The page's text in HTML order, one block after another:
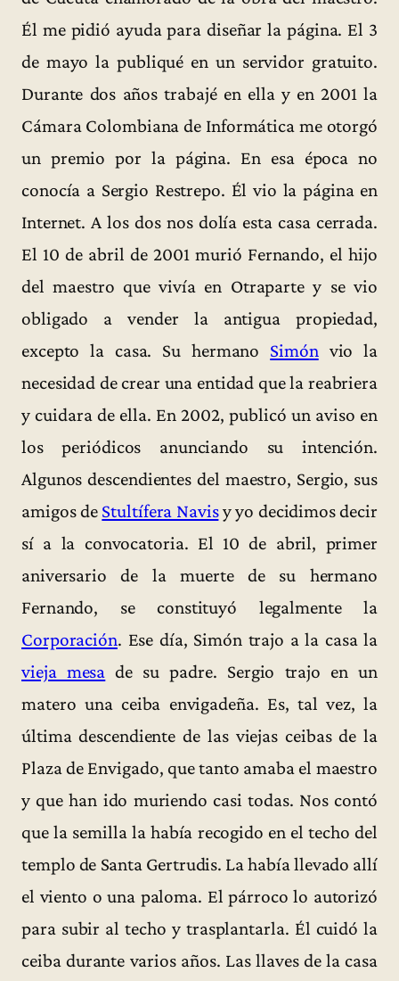
Él me pidió ayuda para diseñar la página. El 3
de mayo la publiqué en un servidor gratuito.
Durante dos años trabajé en ella y en 2001 la
Cámara Colombiana de Informática me otorgó
un premio por la página. En esa época no
conocía a Sergio Restrepo. Él vio la página en
Internet. A los dos nos dolía esta casa cerrada.
El 10 de abril de 2001 murió Fernando, el hijo
del maestro que vivía en Otraparte y se vio
obligado a vender la antigua propiedad,
excepto la casa. Su hermano Simónvio la
necesidad de crear una entidad que la reabriera
y cuidara de ella. En 2002, publicó un aviso en
los periódicos anunciando su intención.
Algunos descendientes del maestro, Sergio, sus
amigos de Stultífera Navisy yo decidimos decir
sí a la convocatoria. El 10 de abril, primer
aniversario de la muerte de su hermano
Fernando, se constituyó legalmente la
Corporación. Ese día, Simón trajo a la casa la
vieja mesa de su padre. Sergio trajo en un
matero una ceiba envigadeña. Es, tal vez, la
última descendiente de las viejas ceibas de la
Plaza de Envigado, que tanto amaba el maestro
y que han ido muriendo casi todas. Nos contó
que la semilla la había recogido en el techo del
templo de Santa Gertrudis. La había llevado allí
el viento o una paloma. El párroco lo autorizó
para subir al techo y trasplantarla. Él cuidó la
ceiba durante varios años. Las llaves de la casa